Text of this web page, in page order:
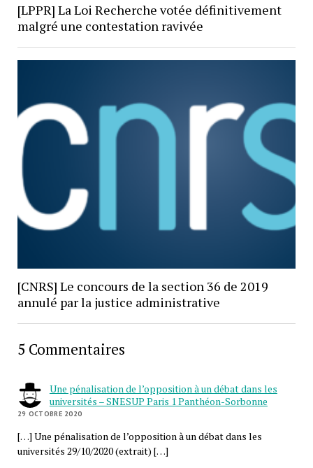
[LPPR] La Loi Recherche votée définitivement
malgré une contestation ravivée
[CNRS] Le concours de la section 36 de 2019
annulé par la justice administrative
5 Commentaires
Une pénalisation de l’opposition à un débat dans les
universités – SNESUP Paris 1 Panthéon-Sorbonne
29 OCTOBRE 2020
[…] Une pénalisation de l’opposition à un débat dans les
universités 29/10/2020 (extrait) […]